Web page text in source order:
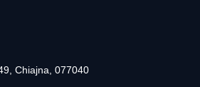
Chiajna, 077040